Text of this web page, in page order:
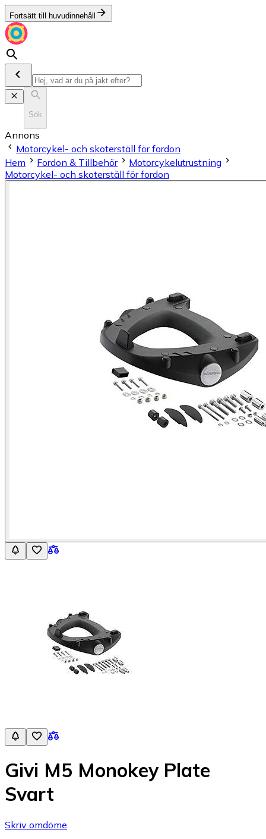
Fortsätt till huvudinnehåll
Sök
Annons
Motorcykel- och skoterställ för fordon
Hem
Fordon & Tillbehör
Motorcykelutrustning
Motorcykel- och skoterställ för fordon
Givi M5 Monokey Plate
Svart
Skriv omdöme